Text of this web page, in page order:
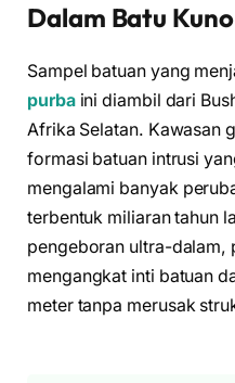
Dalam Batu Kuno
Sampel batuan yang
purbaini diambil dari
Afrika Selatan. Kawasan
formasi batuan intrusi
mengalami banyak
terbentuk miliaran tahun
pengeboran ultra-dalam,
mengangkat inti batuan
meter tanpa merusak